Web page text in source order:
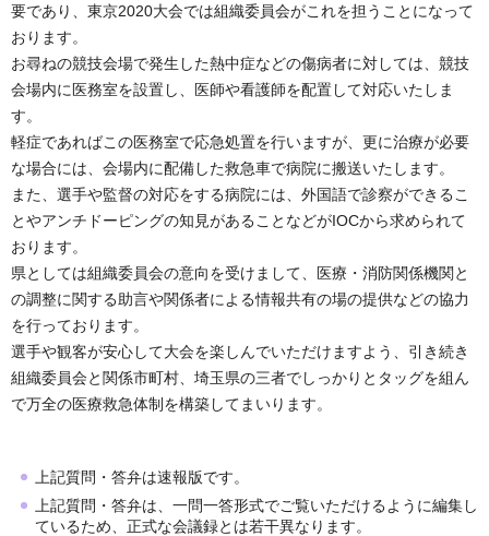
要であり、東京2020大会では組織委員会がこれを担うことになって
おります。
お尋ねの競技会場で発生した熱中症などの傷病者に対しては、競技
会場内に医務室を設置し、医師や看護師を配置して対応いたしま
す。
軽症であればこの医務室で応急処置を行いますが、更に治療が必要
な場合には、会場内に配備した救急車で病院に搬送いたします。
また、選手や監督の対応をする病院には、外国語で診察ができるこ
とやアンチドーピングの知見があることなどがIOCから求められて
おります。
県としては組織委員会の意向を受けまして、医療・消防関係機関と
の調整に関する助言や関係者による情報共有の場の提供などの協力
を行っております。
選手や観客が安心して大会を楽しんでいただけますよう、引き続き
組織委員会と関係市町村、埼玉県の三者でしっかりとタッグを組ん
で万全の医療救急体制を構築してまいります。
上記質問・答弁は速報版です。
上記質問・答弁は、一問一答形式でご覧いただけるように編集し
ているため、正式な会議録とは若干異なります。